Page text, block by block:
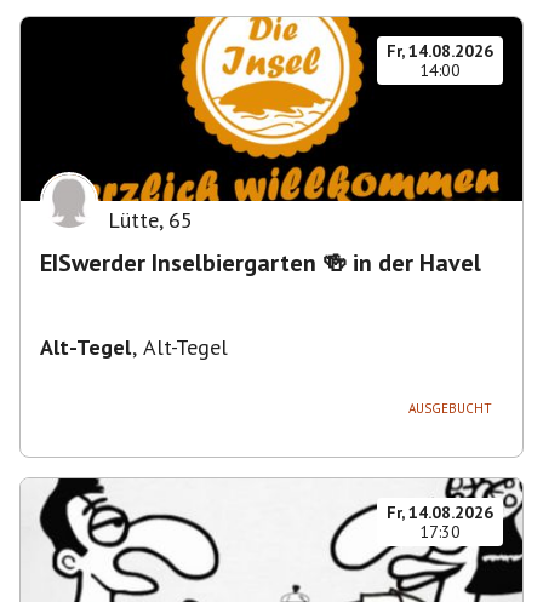
Fr, 14.08.2026
14:00
Lütte, 65
EISwerder Inselbiergarten 🍻 in der Havel
Alt-Tegel, Alt-Tegel
AUSGEBUCHT
Fr, 14.08.2026
17:30